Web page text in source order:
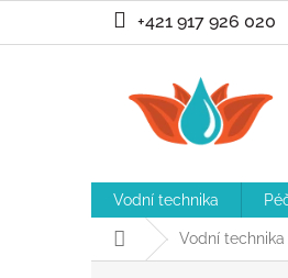
obsah
+421 917 926 020
Vodní technika
Domů Vodní technika